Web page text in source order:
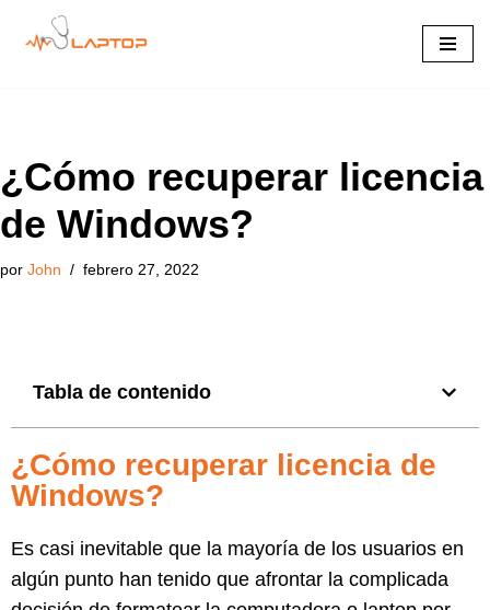
¿Cómo recuperar licencia
de Windows?
por John febrero 27, 2022
Tabla de contenido
¿Cómo recuperar licencia de
Windows?
Es casi inevitable que la mayoría de los usuarios en
algún punto han tenido que afrontar la complicada